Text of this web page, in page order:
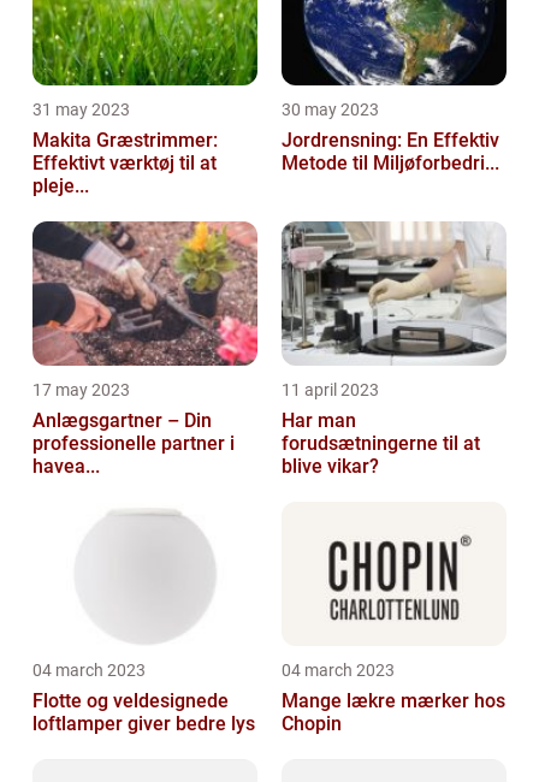
31 may 2023
Makita Græstrimmer:
Effektivt værktøj til at
pleje...
30 may 2023
Jordrensning: En Effektiv
Metode til Miljøforbedri...
17 may 2023
Anlægsgartner – Din
professionelle partner i
havea...
11 april 2023
Har man
forudsætningerne til at
blive vikar?
04 march 2023
Flotte og veldesignede
loftlamper giver bedre lys
04 march 2023
Mange lækre mærker hos
Chopin